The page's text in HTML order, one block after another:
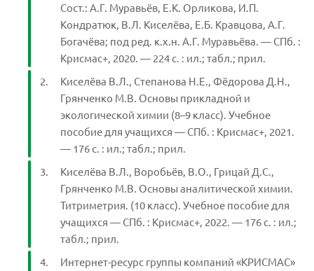
Сост.: А.Г. Муравьёв, Е.К. Орликова, И.П.
Кондратюк, В.Л. Киселёва, Е.Б. Кравцова, А.Г.
Богачёва; под ред. к.х.н. А.Г. Муравьёва. — СПб. :
Крисмас+, 2020. — 224 с. : ил.; табл.; прил.
Киселёва В.Л., Степанова Н.Е., Фёдорова Д.Н.,
Грянченко М.В. Основы прикладной и
экологической химии (8–9 класс). Учебное
пособие для учащихся — СПб. : Крисмас+, 2021.
— 176 с. : ил.; табл.; прил.
Киселёва В.Л., Воробьёв, В.О., Грицай Д.С.,
Грянченко М.В. Основы аналитической химии.
Титриметрия. (10 класс). Учебное пособие для
учащихся — СПб. : Крисмас+, 2022. — 176 с. : ил.;
табл.; прил.
Интернет-ресурс группы компаний «КРИСМАС»